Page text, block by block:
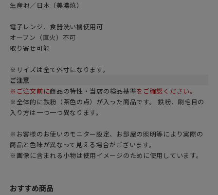
生産地／日本（美濃焼）
電子レンジ、食器洗い機使用可
オーブン（直火）不可
取り寄せ可能
※サイズは全て外寸になります。
ご注意
※ご注文前に商品の特性・当店の検品基準をご確認ください。
※全体的に鉄粉（茶色の点）が入った商品です。 鉄粉、刷毛目の
入り方は一つ一つ異なります。
※お客様のお使いのモニター設定、お部屋の照明等により実際の
商品と色味が異なって見える場合がございます。
※画像に含まれる小物は使用イメージのために使用しています。
おすすめ商品